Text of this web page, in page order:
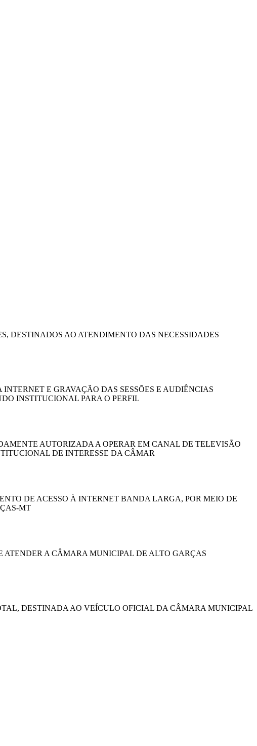
DESTINADOS AO ATENDIMENTO DAS NECESSIDADES
E GRAVAÇÃO DAS SESSÕES E AUDIÊNCIAS
INSTITUCIONAL PARA O PERFIL
AUTORIZADA A OPERAR EM CANAL DE TELEVISÃO
DE INTERESSE DA CÂMAR
DE ACESSO À INTERNET BANDA LARGA, POR MEIO DE
MT
A CÂMARA MUNICIPAL DE ALTO GARÇAS
DESTINADA AO VEÍCULO OFICIAL DA CÂMARA MUNICIPAL